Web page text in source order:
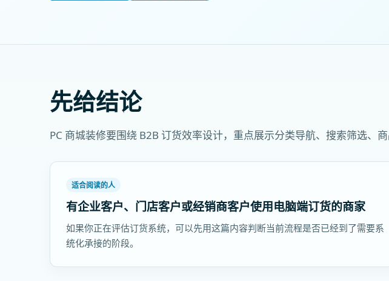
先给结论
PC 商城装修要围绕 B2B 订货效率设计，重点展示分类导航、搜索筛选、
适合阅读的人
有企业客户、门店客户或经销商客户使用电脑端订货的商家
如果你正在评估订货系统，可以先用这篇内容判断当前流程是否已经到了需要系
统化承接的阶段。